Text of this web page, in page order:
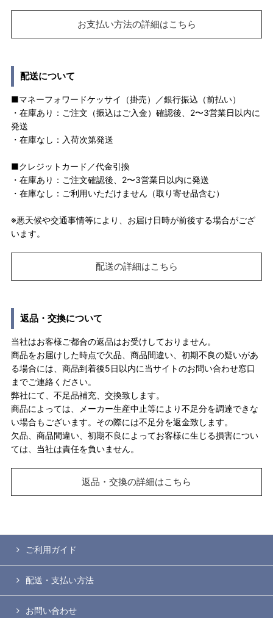
お支払い方法の詳細はこちら
配送について
■マネーフォワードケッサイ（掛売）／銀行振込（前払い）
・在庫あり：ご注文（振込はご入金）確認後、2〜3営業日以内に
発送
・在庫なし：入荷次第発送
■クレジットカード／代金引換
・在庫あり：ご注文確認後、2〜3営業日以内に発送
・在庫なし：ご利用いただけません（取り寄せ品含む）
※悪天候や交通事情等により、お届け日時が前後する場合がござ
います。
配送の詳細はこちら
返品・交換について
当社はお客様ご都合の返品はお受けしておりません。
商品をお届けした時点で欠品、商品間違い、初期不良の疑いがあ
る場合には、商品到着後5日以内に当サイトのお問い合わせ窓口
までご連絡ください。
弊社にて、不足品補充、交換致します。
商品によっては、メーカー生産中止等により不足分を調達できな
い場合もございます。その際には不足分を返金致します。
欠品、商品間違い、初期不良によってお客様に生じる損害につい
ては、当社は責任を負いません。
返品・交換の詳細はこちら
ご利用ガイド
配送・支払い方法
お問い合わせ